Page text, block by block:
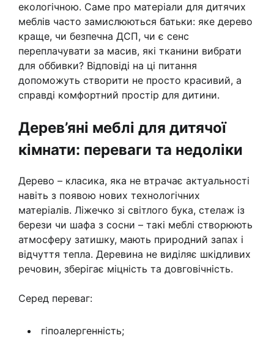
екологічною. Саме про матеріали для дитячих
меблів часто замислюються батьки: яке дерево
краще, чи безпечна ДСП, чи є сенс
переплачувати за масив, які тканини вибрати
для оббивки? Відповіді на ці питання
допоможуть створити не просто красивий, а
справді комфортний простір для дитини.
Дерев’яні меблі для дитячої
кімнати: переваги та недоліки
Дерево – класика, яка не втрачає актуальності
навіть з появою нових технологічних
матеріалів. Ліжечко зі світлого бука, стелаж із
берези чи шафа з сосни – такі меблі створюють
атмосферу затишку, мають природний запах і
відчуття тепла. Деревина не виділяє шкідливих
речовин, зберігає міцність та довговічність.
Серед переваг:
гіпоалергенність;